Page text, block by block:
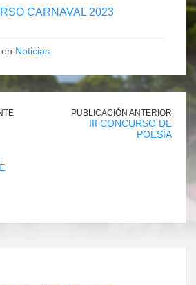
CARNAVAL 2023
Noticias
PUBLICACIÓN ANTERIOR
III CONCURSO DE
POESÍA